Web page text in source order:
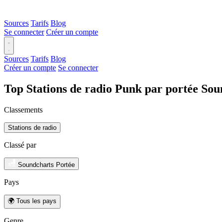
Sources Tarifs Blog
Se connecter Créer un compte
Sources Tarifs Blog
Créer un compte Se connecter
Top Stations de radio Punk par portée
Classements
Stations de radio
Classé par
Soundcharts Portée
Pays
🌍 Tous les pays